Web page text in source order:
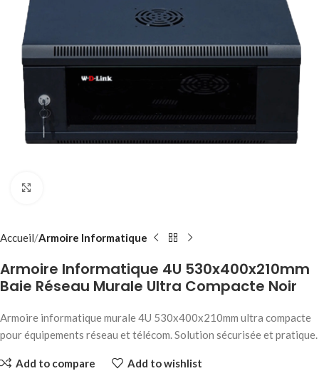
Accueil Armoire Informatique
Armoire Informatique 4U 530x400x210mm
Baie Réseau Murale Ultra Compacte Noir
Armoire informatique murale 4U 530x400x210mm ultra compacte
pour équipements réseau et télécom. Solution sécurisée et pratique.
Add to compare Add to wishlist